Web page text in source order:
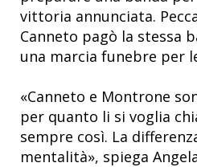
vittoria annunciata.
Canneto pagò la stessa
una marcia funebre per
«Canneto e Montrone
per quanto li si voglia
sempre così. La
mentalità», spiega